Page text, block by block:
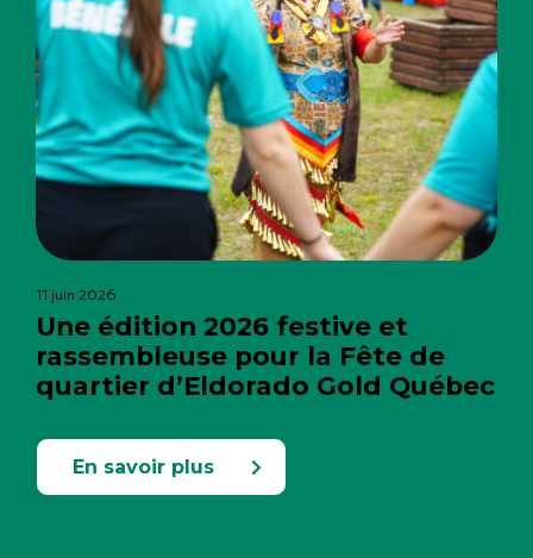
11 juin 2026
Une édition 2026 festive et
rassembleuse pour la Fête de
quartier d’Eldorado Gold Québec
En savoir plus